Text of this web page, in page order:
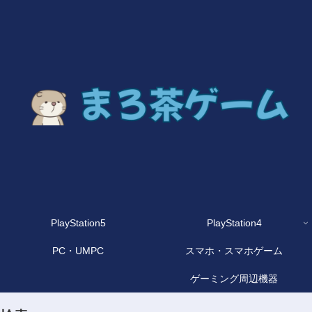
PlayStation5 PlayStation4
PC・UMPC スマホ・スマホゲーム
ゲーミング周辺機器